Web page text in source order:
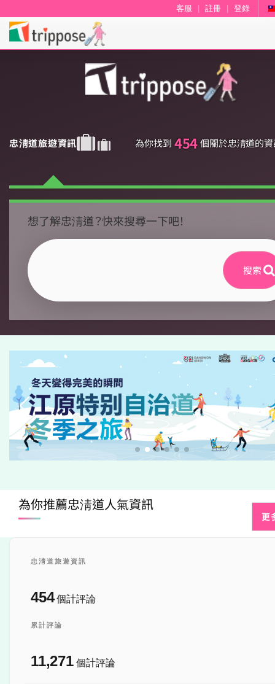
客服 註冊 登錄
忠淸道旅遊資訊 為你找到 454 個關於忠淸道的
想了解忠淸道？快來搜尋一下吧！
搜索
為你推薦忠淸道人氣資訊
更
忠淸道旅遊資訊
454 個計評論
累計評論
11,271 個計評論